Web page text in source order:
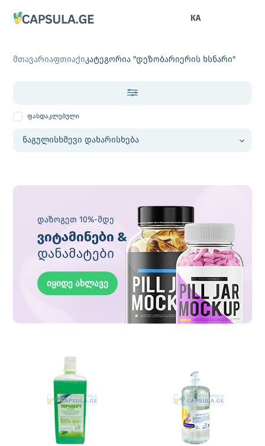
KA
მთავარიაფთიაქიკატეგორია "დეზობარიერის ხსნარი"
ფასდაკლებული
დაზოგეთ 10%-მდე
ვიტამინები &
დანამატები
იყიდე ახლავე